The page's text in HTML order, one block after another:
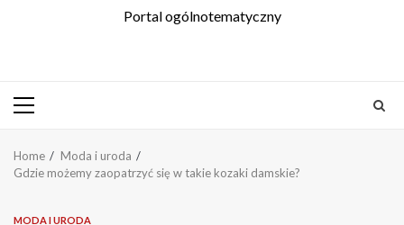
Portal ogólnotematyczny
Primary
Home
Moda i uroda
Gdzie możemy zaopatrzyć się w takie kozaki damskie?
MODA I URODA